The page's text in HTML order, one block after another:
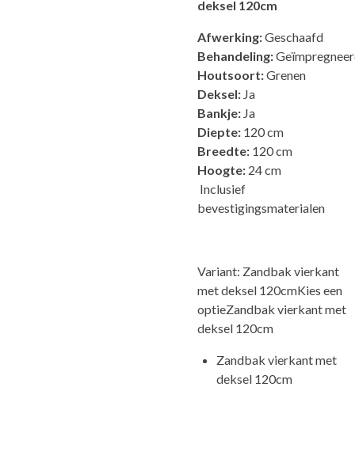
deksel 120cm
Afwerking:Geschaafd
Behandeling:
Houtsoort:Grenen
Deksel: Ja
Bankje: Ja
Diepte: 120 cm
Breedte: 120 cm
Hoogte: 24 cm
Inclusief
bevestigingsmaterialen
Variant: Zandbak vierkant
met deksel 120cmKies een
optieZandbak vierkant met
deksel 120cm
Zandbak vierkant met
deksel 120cm